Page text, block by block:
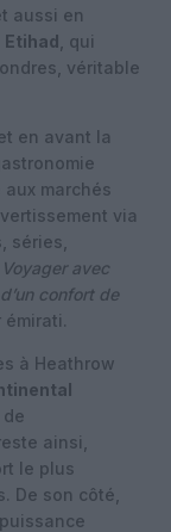
aussi en
Etihad , qui
véritable
en avant la
marchés
via
séries,
Voyager avec
confort de
à Heathrow
de
ainsi,
le plus
De son côté,